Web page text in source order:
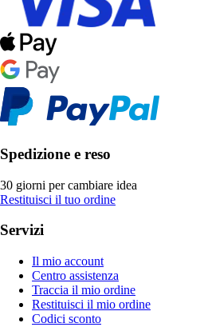
Spedizione e reso
30 giorni per cambiare idea
Restituisci il tuo ordine
Servizi
Il mio account
Centro assistenza
Traccia il mio ordine
Restituisci il mio ordine
Codici sconto